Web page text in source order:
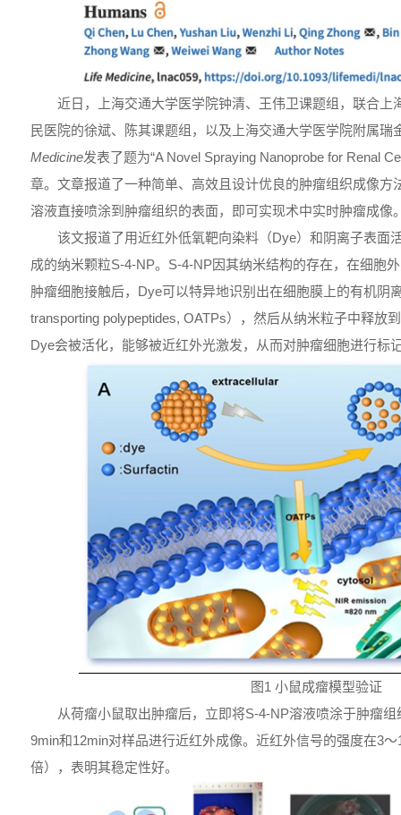
近日，上海交通大学医学院钟清、王伟卫课题组，联合上
民医院的徐斌、陈其课题组，以及上海交通大学医学院附属瑞
Medicine发表了题为“A Novel Spraying Nanoprobe for Renal
章。文章报道了一种简单、高效且设计优良的肿瘤组织成像方
溶液直接喷涂到肿瘤组织的表面，即可实现术中实时肿瘤成像
该文报道了用近红外低氧靶向染料（Dye）和阴离子表面
成的纳米颗粒S-4-NP。S-4-NP因其纳米结构的存在，在细胞
肿瘤细胞接触后，Dye可以特异地识别出在细胞膜上的有机阴
transporting polypeptides, OATPs），然后从纳米粒子中释放
Dye会被活化，能够被近红外光激发，从而对肿瘤细胞进行标
图1 小鼠成瘤模型验证
从荷瘤小鼠取出肿瘤后，立即将S-4-NP溶液喷涂于肿瘤
9min和12min对样品进行近红外成像。近红外信号的强度在3
倍），表明其稳定性好。